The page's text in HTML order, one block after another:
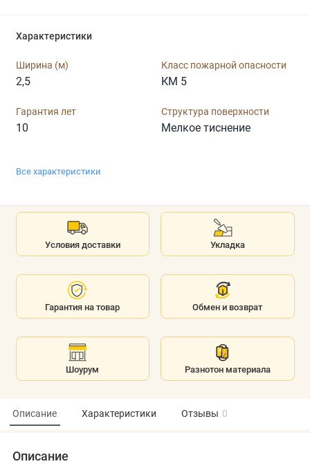
Характеристики
Ширина (м)
2,5
Класс пожарной опасности
КМ 5
Гарантия лет
10
Структура поверхности
Мелкое тиснение
Все характеристики
Условия доставки Укладка
Гарантия на товар Обмен и возврат
Шоурум Разнотон материала
Описание Характеристики Отзывы 0
Описание